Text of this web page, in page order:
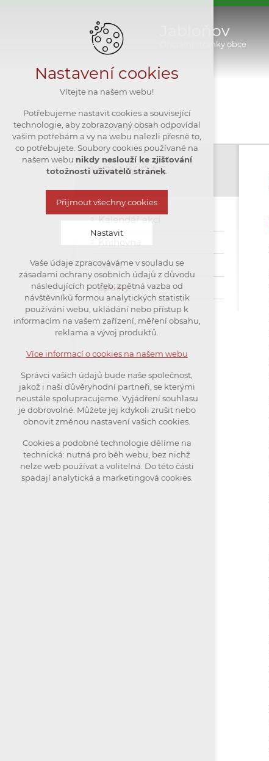
Jabloňov
Oficiální stránky obce
Volný čas Spolky
VOLNÝ ČAS
Kalendář akcí
Knihovna
Sport
Spolky
Nastavení cookies
Vítejte na našem webu!
Potřebujeme nastavit cookies a související
technologie, aby zobrazovaný obsah odpovídal
vašim potřebám a vy na webu nalezli přesně to,
co potřebujete. Soubory cookies používané na
našem webu nikdy neslouží ke zjišťování
totožnosti uživatelů stránek.
Přijmout všechny cookies
Nastavit
Technická cookies
nutná pro provozování webu
udržení kontextu stránek (session):
případná přihlášení, volby jazyka,
apod.
Volitelná cookies
vyhodnocení návštěvnosti
marketingová cookies (Google)
Více informací o cookies na našem webu
Přijmout všechny cookies
Vaše údaje zpracováváme v souladu se
zásadami ochrany osobních údajů z důvodu
následujících potřeb: zpětná vazba od
návštěvníků formou analytických statistik
používání webu, ukládání nebo přístup k
informacím na vašem zařízení, měření obsahu,
reklama a vývoj produktů.
Více informací o cookies na našem webu
Správci vašich údajů bude naše společnost,
jakož i naši důvěryhodní partneři, se kterými
neustále spolupracujeme. Vyjádření souhlasu
je dobrovolné. Můžete jej kdykoli zrušit nebo
obnovit změnou nastavení vašich cookies.
Cookies a podobné technologie dělíme na
technická: nutná pro běh webu, bez nichž
nelze web používat a volitelná. Do této části
spadají analytická a marketingová cookies.